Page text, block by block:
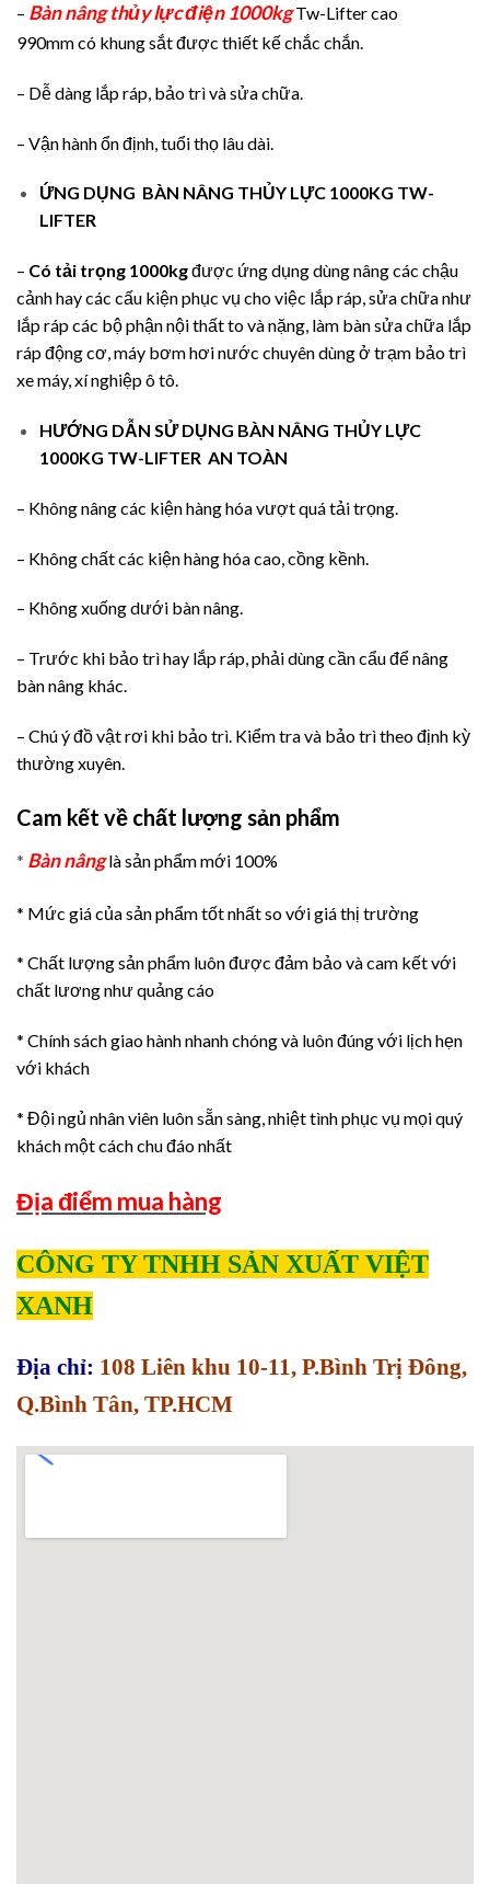
– Bàn nâng thủy lực điện 1000kgTw-Lifter cao
990mm có khung sắt được thiết kế chắc chắn.
– Dễ dàng lắp ráp, bảo trì và sửa chữa.
– Vận hành ổn định, tuổi thọ lâu dài.
ỨNG DỤNG BÀN NÂNG THỦY LỰC 1000KG TW-
LIFTER
– Có tải trọng 1000kgđược ứng dụng dùng nâng các chậu
cảnh hay các cấu kiện phục vụ cho việc lắp ráp, sửa chữa như
lắp ráp các bộ phận nội thất to và nặng, làm bàn sửa chữa lắp
ráp động cơ, máy bơm hơi nước chuyên dùng ở trạm bảo trì
xe máy, xí nghiệp ô tô.
HƯỚNG DẪN SỬ DỤNG BÀN NÂNG THỦY LỰC
1000KG TW-LIFTER AN TOÀN
– Không nâng các kiện hàng hóa vượt quá tải trọng.
– Không chất các kiện hàng hóa cao, cồng kềnh.
– Không xuống dưới bàn nâng.
– Trước khi bảo trì hay lắp ráp, phải dùng cần cẩu để nâng
bàn nâng khác.
– Chú ý đồ vật rơi khi bảo trì. Kiểm tra và bảo trì theo định kỳ
thường xuyên.
Cam kết về chất lượng sản phẩm
* Bàn nânglà sản phẩm mới 100%
* Mức giá của sản phẩm tốt nhất so với giá thị trường
* Chất lượng sản phẩm luôn được đảm bảo và cam kết với
chất lương như quảng cáo
* Chính sách giao hành nhanh chóng và luôn đúng với lịch hẹn
với khách
* Đội ngủ nhân viên luôn sẵn sàng, nhiệt tình phục vụ mọi quý
khách một cách chu đáo nhất
Địa điểm mua hàng
CÔNG TY TNHH SẢN XUẤT VIỆT
XANH
Địa chỉ: 108 Liên khu 10-11, P.Bình Trị Đông,
Q.Bình Tân, TP.HCM